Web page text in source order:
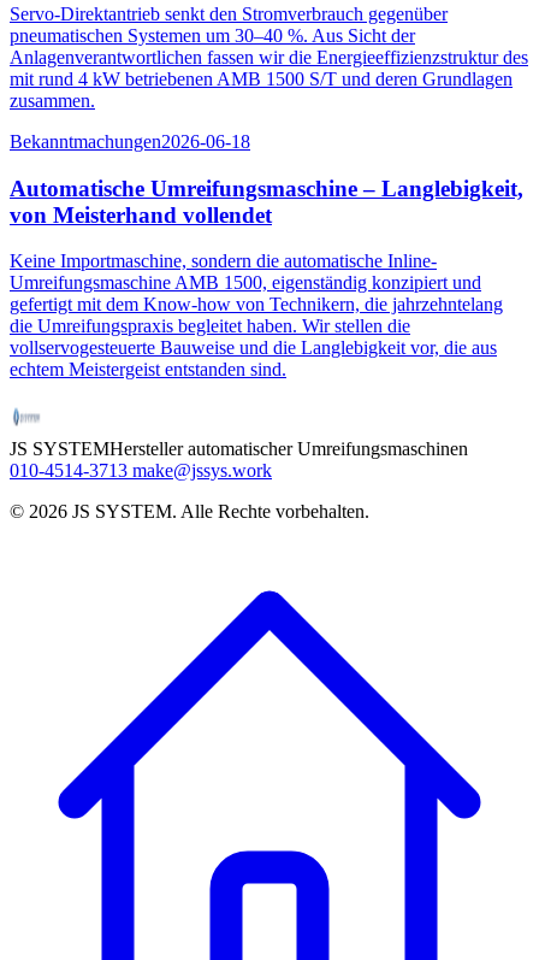
Servo-Direktantrieb senkt den Stromverbrauch gegenüber
pneumatischen Systemen um 30–40 %. Aus Sicht der
Anlagenverantwortlichen fassen wir die Energieeffizienzstruktur des
mit rund 4 kW betriebenen AMB 1500 S/T und deren Grundlagen
zusammen.
Bekanntmachungen2026-06-18
Automatische Umreifungsmaschine – Langlebigkeit,
von Meisterhand vollendet
Keine Importmaschine, sondern die automatische Inline-
Umreifungsmaschine AMB 1500, eigenständig konzipiert und
gefertigt mit dem Know-how von Technikern, die jahrzehntelang
die Umreifungspraxis begleitet haben. Wir stellen die
vollservogesteuerte Bauweise und die Langlebigkeit vor, die aus
echtem Meistergeist entstanden sind.
JS SYSTEMHersteller automatischer Umreifungsmaschinen
010-4514-3713 make@jssys.work
© 2026 JS SYSTEM. Alle Rechte vorbehalten.